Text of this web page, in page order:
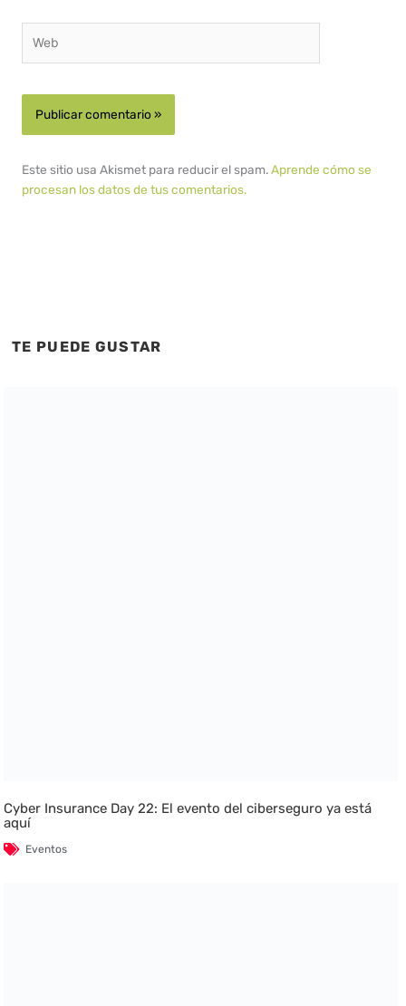
Este sitio usa Akismet para reducir el spam.Aprende cómo se
procesan los datos de tus comentarios.
TE PUEDE GUSTAR
Cyber Insurance Day 22: El evento del ciberseguro ya está
aquí
Eventos